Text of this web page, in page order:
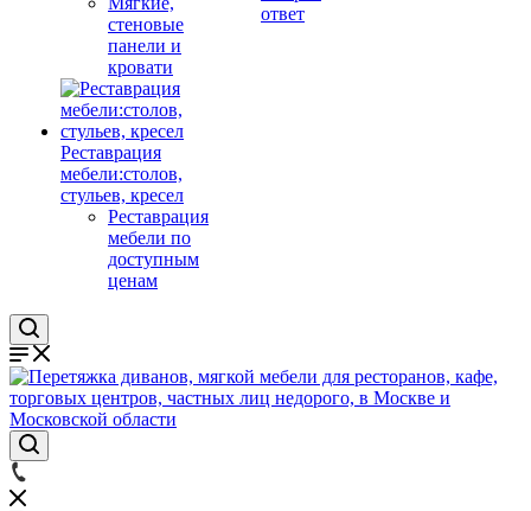
стеновые
панели и
кровати
Реставрация
мебели:столов,
стульев, кресел
Реставрация
мебели по
доступным
ценам
ответ